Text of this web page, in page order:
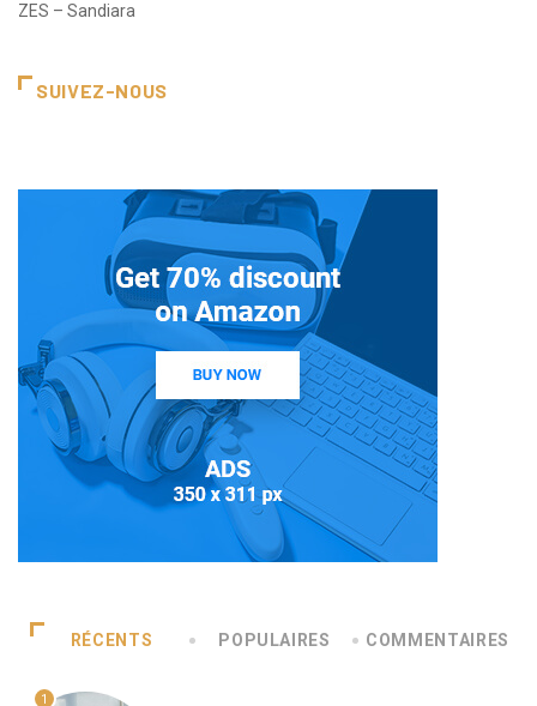
ZES – Sandiara
SUIVEZ-NOUS
RÉCENTS POPULAIRES COMMENTAIRES
1